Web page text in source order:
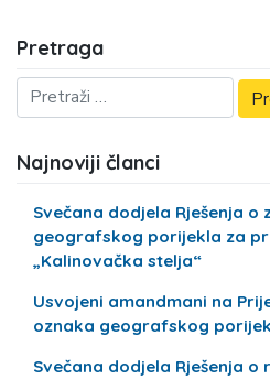
Pretraga
Najnoviji članci
Svečana dodjela Rješenja o
geografskog porijekla za
„Kalinovačka stelja“
Usvojeni amandmani na
oznaka geografskog
Svečana dodjela Rješenja